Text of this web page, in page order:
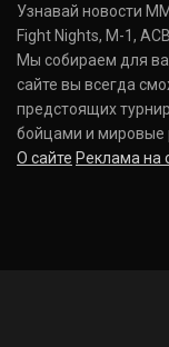
(36-
Israel
(19-
Узнавай новости
Fight Nights, M-1, ACB.
Мы собираем для
сайте вы всегда
предстоящих
бойцами и мировые
О сайте Реклама на